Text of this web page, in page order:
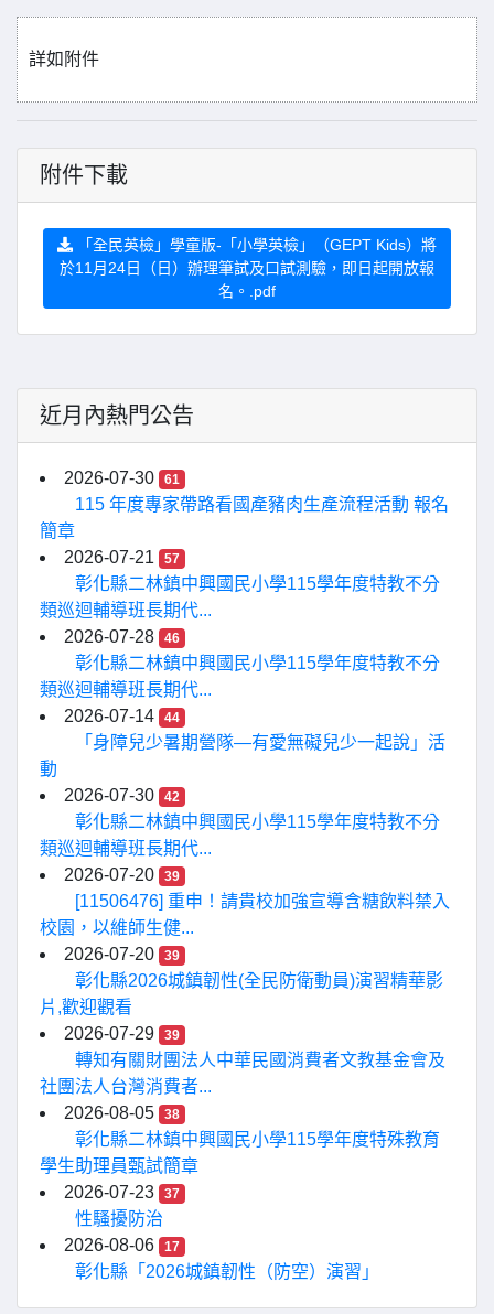
詳如附件
附件下載
「全民英檢」學童版-「小學英檢」（GEPT Kids）將
於11月24日（日）辦理筆試及口試測驗，即日起開放報
名。.pdf
近月內熱門公告
2026-07-30 61
115 年度專家帶路看國產豬肉生產流程活動 報名
簡章
2026-07-21
57
彰化縣二林鎮中興國民小學115學年度特教不分
類巡迴輔導班長期代...
2026-07-28
46
彰化縣二林鎮中興國民小學115學年度特教不分
類巡迴輔導班長期代...
2026-07-14
44
「身障兒少暑期營隊—有愛無礙兒少一起說」活
動
2026-07-30
42
彰化縣二林鎮中興國民小學115學年度特教不分
類巡迴輔導班長期代...
2026-07-20
39
[11506476] 重申！請貴校加強宣導含糖飲料禁入
校園，以維師生健...
2026-07-20
39
彰化縣2026城鎮韌性(全民防衛動員)演習精華影
片,歡迎觀看
2026-07-29
39
轉知有關財團法人中華民國消費者文教基金會及
社團法人台灣消費者...
2026-08-05
38
彰化縣二林鎮中興國民小學115學年度特殊教育
學生助理員甄試簡章
2026-07-23
37
性騷擾防治
2026-08-06
17
彰化縣「2026城鎮韌性（防空）演習」